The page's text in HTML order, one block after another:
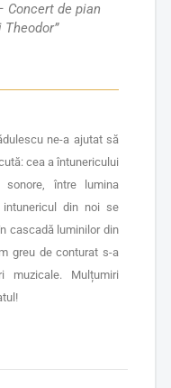
Concert de pian
ne-a ajutat să
cea a întunericului
între lumina
intunericul din noi se
cascadă luminilor din
greu de conturat s-a
muzicale. Mulțumiri